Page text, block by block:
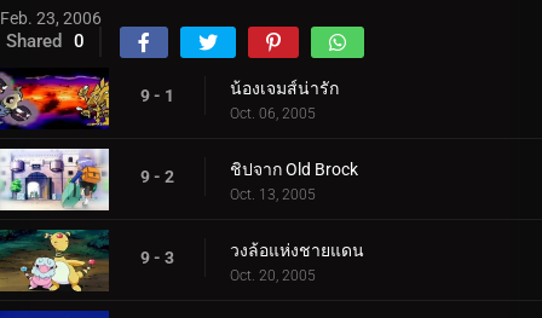
Feb. 23, 2006
Shared 0
9 - 1 น้องเจมส์น่ารัก
Oct. 06, 2005
9 - 2 ชิปจาก Old Brock
Oct. 13, 2005
9 - 3 วงล้อแห่งชายแดน
Oct. 20, 2005